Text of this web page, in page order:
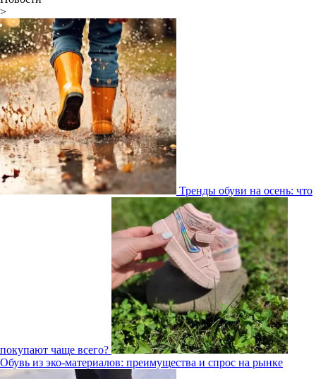
>
Тренды обуви на осень: что
покупают чаще всего?
Обувь из эко-материалов: преимущества и спрос на рынке